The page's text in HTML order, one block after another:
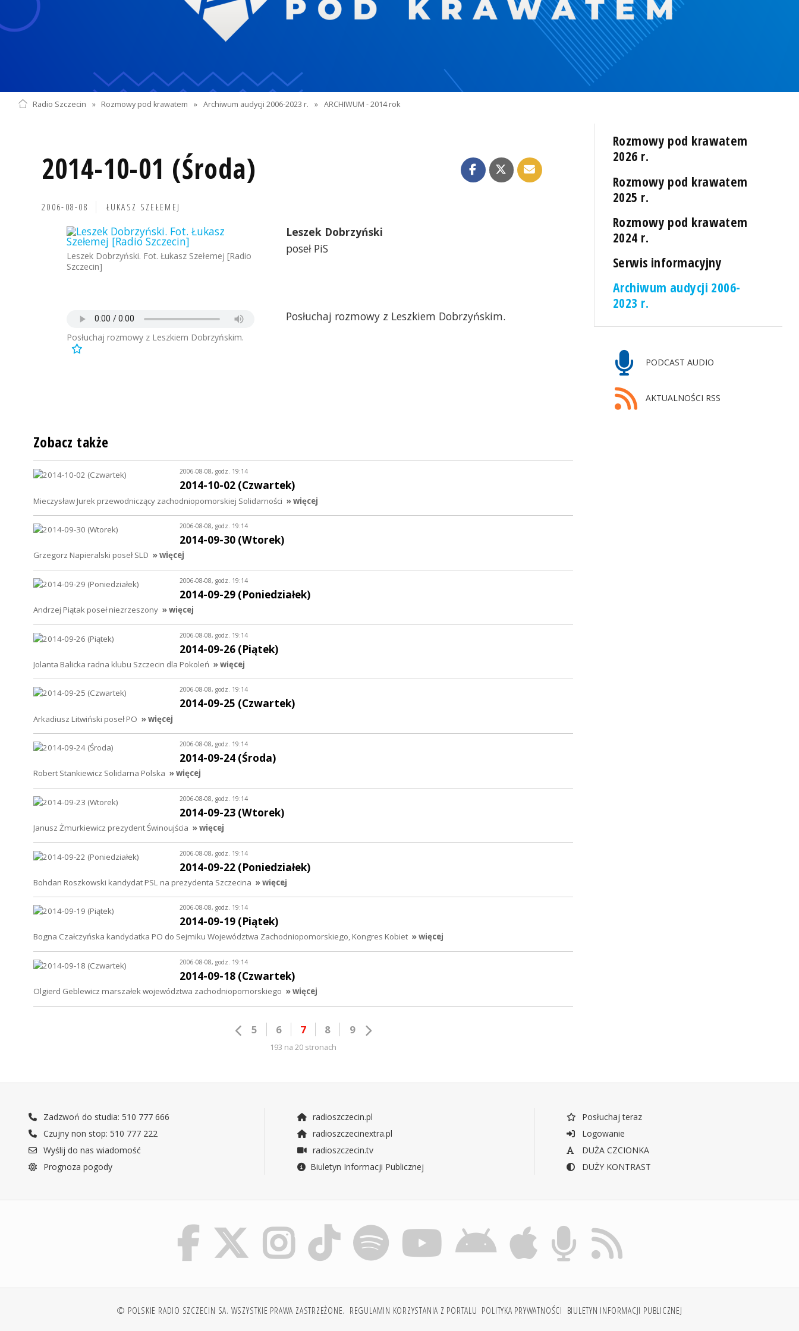
Radio Szczecin » Rozmowy pod krawatem » Archiwum audycji 2006-2023 r. » ARCHIWUM - 2014 rok
2014-10-01 (Środa)
2006-08-08 ŁUKASZ SZEŁEMEJ
Leszek Dobrzyński. Fot. Łukasz Szełemej [Radio
Szczecin]
Leszek Dobrzyński
poseł PiS
Posłuchaj rozmowy z Leszkiem Dobrzyńskim.
Posłuchaj rozmowy z Leszkiem Dobrzyńskim.
Rozmowy pod krawatem
2026 r.
Rozmowy pod krawatem
2025 r.
Rozmowy pod krawatem
2024 r.
Serwis informacyjny
Archiwum audycji 2006-
2023 r.
PODCAST AUDIO
AKTUALNOŚCI RSS
Zobacz także
2006-08-08, godz. 19:14
2014-10-02 (Czwartek)
Mieczysław Jurek przewodniczący zachodniopomorskiej Solidarności » więcej
2006-08-08, godz. 19:14
2014-09-30 (Wtorek)
Grzegorz Napieralski poseł SLD » więcej
2006-08-08, godz. 19:14
2014-09-29 (Poniedziałek)
Andrzej Piątak poseł niezrzeszony » więcej
2006-08-08, godz. 19:14
2014-09-26 (Piątek)
Jolanta Balicka radna klubu Szczecin dla Pokoleń » więcej
2006-08-08, godz. 19:14
2014-09-25 (Czwartek)
Arkadiusz Litwiński poseł PO » więcej
2006-08-08, godz. 19:14
2014-09-24 (Środa)
Robert Stankiewicz Solidarna Polska » więcej
2006-08-08, godz. 19:14
2014-09-23 (Wtorek)
Janusz Żmurkiewicz prezydent Świnoujścia » więcej
2006-08-08, godz. 19:14
2014-09-22 (Poniedziałek)
Bohdan Roszkowski kandydat PSL na prezydenta Szczecina » więcej
2006-08-08, godz. 19:14
2014-09-19 (Piątek)
Bogna Czałczyńska kandydatka PO do Sejmiku Województwa Zachodniopomorskiego, Kongres Kobiet » więcej
2006-08-08, godz. 19:14
2014-09-18 (Czwartek)
Olgierd Geblewicz marszałek województwa zachodniopomorskiego » więcej
5 6 7 8 9
193 na 20 stronach
Zadzwoń do studia: 510 777 666
Czujny non stop: 510 777 222
Wyślij do nas wiadomość
Prognoza pogody
radioszczecin.pl
radioszczecinextra.pl
radioszczecin.tv
Biuletyn Informacji Publicznej
Posłuchaj teraz
Logowanie
DUŻA CZCIONKA
DUŻY KONTRAST
© POLSKIE RADIO SZCZECIN SA. WSZYSTKIE PRAWA ZASTRZEŻONE. REGULAMIN KORZYSTANIA Z PORTALU POLITYKA PRYWATNOŚCI BIULETYN INFORMACJI PUBLICZNEJ